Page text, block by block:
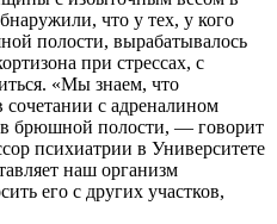
что у тех, у кого
полости, вырабатывалось
при стрессах, с
«Мы знаем, что
сочетании с адреналином
брюшной полости, — говорит
психиатрии в Университете
наш организм
его с других участков,